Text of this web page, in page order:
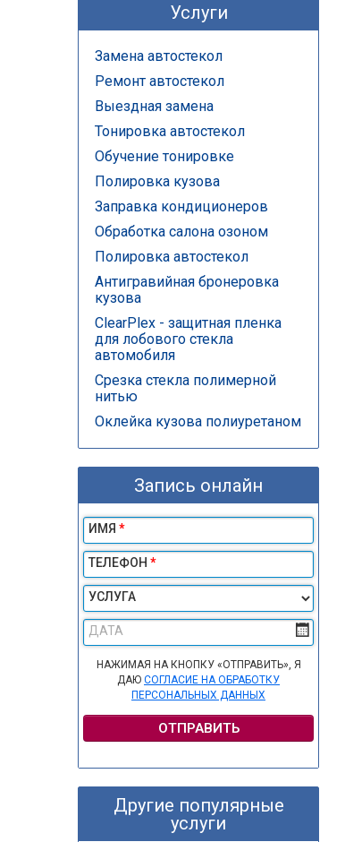
Услуги
Замена автостекол
Ремонт автостекол
Выездная замена
Тонировка автостекол
Обучение тонировке
Полировка кузова
Заправка кондиционеров
Обработка салона озоном
Полировка автостекол
Антигравийная бронеровка
кузова
ClearPlex - защитная пленка
для лобового стекла
автомобиля
Срезка стекла полимерной
нитью
Оклейка кузова полиуретаном
Запись онлайн
ИМЯ *
ТЕЛЕФОН *
УСЛУГА
ДАТА
НАЖИМАЯ НА КНОПКУ «ОТПРАВИТЬ», Я
ДАЮ СОГЛАСИЕ НА ОБРАБОТКУ
ПЕРСОНАЛЬНЫХ ДАННЫХ
ОТПРАВИТЬ
Другие популярные
услуги